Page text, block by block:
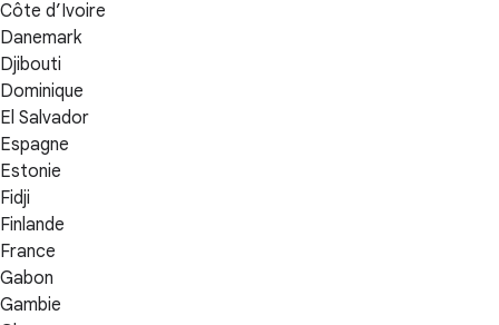
Côte d’Ivoire
Danemark
Djibouti
Dominique
El Salvador
Espagne
Estonie
Fidji
Finlande
France
Gabon
Gambie